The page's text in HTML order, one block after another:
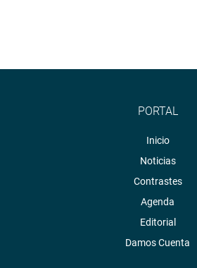
PORTAL
Inicio
Noticias
Contrastes
Agenda
Editorial
Damos Cuenta